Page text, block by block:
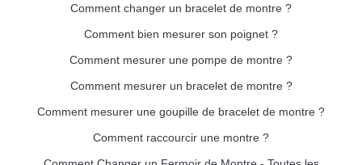
Comment changer un bracelet de montre ?
Comment bien mesurer son poignet ?
Comment mesurer une pompe de montre ?
Comment mesurer un bracelet de montre ?
Comment mesurer une goupille de bracelet de montre ?
Comment raccourcir une montre ?